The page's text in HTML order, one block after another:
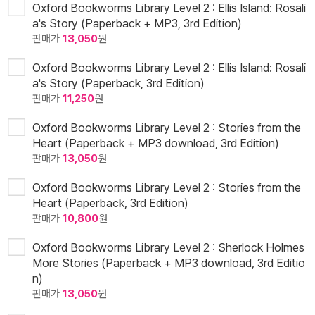
Oxford Bookworms Library Level 2 : Ellis Island: Rosali
a's Story (Paperback + MP3, 3rd Edition)
판매가 13,050원
Oxford Bookworms Library Level 2 : Ellis Island: Rosali
a's Story (Paperback, 3rd Edition)
판매가 11,250원
Oxford Bookworms Library Level 2 : Stories from the
Heart (Paperback + MP3 download, 3rd Edition)
판매가 13,050원
Oxford Bookworms Library Level 2 : Stories from the
Heart (Paperback, 3rd Edition)
판매가 10,800원
Oxford Bookworms Library Level 2 : Sherlock Holmes
More Stories (Paperback + MP3 download, 3rd Editio
n)
판매가 13,050원